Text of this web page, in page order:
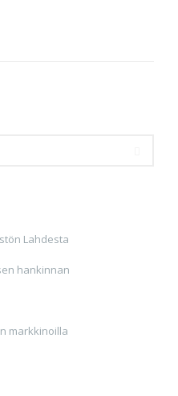
Lahdesta
hankinnan
markkinoilla